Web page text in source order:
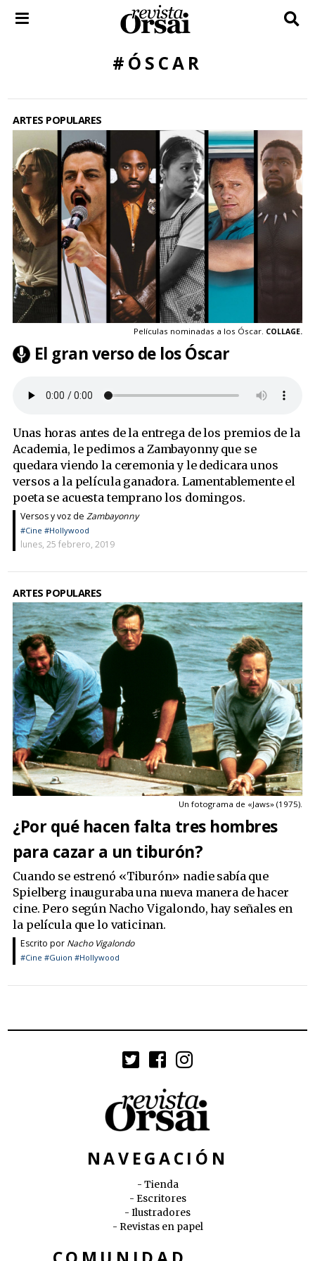
#ÓSCAR
ARTES POPULARES
Películas nominadas a los Óscar. COLLAGE.
El gran verso de los Óscar
Unas horas antes de la entrega de los premios de la
Academia, le pedimos a Zambayonny que se
quedara viendo la ceremonia y le dedicara unos
versos a la película ganadora. Lamentablemente el
poeta se acuesta temprano los domingos.
Versos y voz de Zambayonny
#Cine #Hollywood
lunes, 25 febrero, 2019
ARTES POPULARES
Un fotograma de «Jaws» (1975).
¿Por qué hacen falta tres hombres
para cazar a un tiburón?
Cuando se estrenó «Tiburón» nadie sabía que
Spielberg inauguraba una nueva manera de hacer
cine. Pero según Nacho Vigalondo, hay señales en
la película que lo vaticinan.
Escrito por Nacho Vigalondo
#Cine #Guion #Hollywood
NAVEGACIÓN
Tienda
Escritores
Ilustradores
Revistas en papel